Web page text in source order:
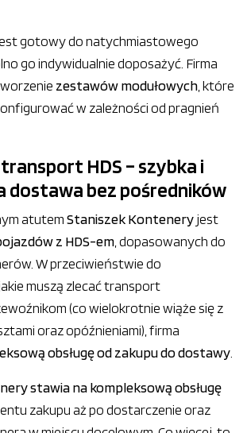
gotowy do natychmiastowego
go indywidualnie doposażyć. Firma
zestawów modułowych, które
w zależności od pragnień
HDS – szybka i
dostawa bez pośredników
atutemStaniszek Konteneryjest
z HDS-em, dopasowanych do
W przeciwieństwie do
muszą zlecać transport
(co wielokrotnie wiąże się z
oraz opóźnieniami), firma
obsługę od zakupu do dostawy.
stawia na kompleksową obsługę
zakupu aż po dostarczenie oraz